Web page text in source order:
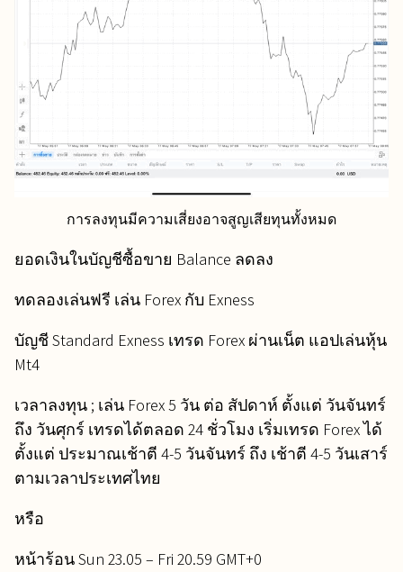
การลงทุนมีความเสี่ยงอาจสูญเสียทุนทั้งหมด
ยอดเงินในบัญชีซื้อขาย Balance ลดลง
ทดลองเล่นฟรี เล่น Forex กับ Exness
บัญชี Standard Exness เทรด Forex ผ่านเน็ต แอปเล่นหุ้น
Mt4
เวลาลงทุน ; เล่น Forex 5 วัน ต่อ สัปดาห์ ตั้งแต่ วันจันทร์
ถึง วันศุกร์ เทรดได้ตลอด 24 ชั่วโมง เริ่มเทรด Forex ได้
ตั้งแต่ ประมาณเช้าตี 4-5 วันจันทร์ ถึง เช้าตี 4-5 วันเสาร์
ตามเวลาประเทศไทย
หรือ
หน้าร้อน Sun 23.05 – Fri 20.59 GMT+0